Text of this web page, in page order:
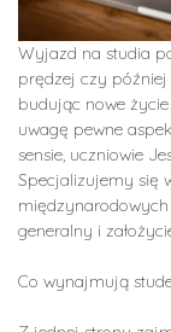
Wyjazd na studia
prędzej czy później
budując nowe
uwagę pewne
sensie, uczniowie
Specjalizujemy się
generalny i
Co wynajmują